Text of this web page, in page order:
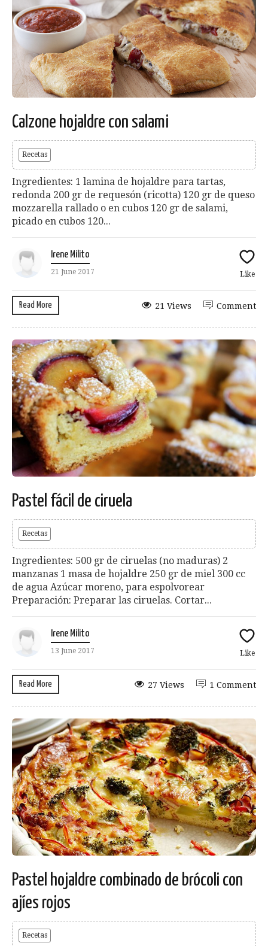
Calzone hojaldre con salami
Recetas
Ingredientes: 1 lamina de hojaldre para tartas,
redonda 200 gr de requesón (ricotta) 120 gr de queso
mozzarella rallado o en cubos 120 gr de salami,
picado en cubos 120...
Irene Milito
21 June 2017 Like
Read More Comment
21 Views
Pastel fácil de ciruela
Recetas
Ingredientes: 500 gr de ciruelas (no maduras) 2
manzanas 1 masa de hojaldre 250 gr de miel 300 cc
de agua Azúcar moreno, para espolvorear
Preparación: Preparar las ciruelas. Cortar...
Irene Milito
13 June 2017 Like
Read More 1 Comment
27 Views
Pastel hojaldre combinado de brócoli con
ajíes rojos
Recetas